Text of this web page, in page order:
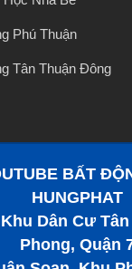
Phú Thuận
Tân Thuận Đông
BẤT
HUNGPHAT
Dân Cư
Phong, Quận